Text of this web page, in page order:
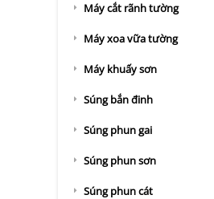
Máy cắt rãnh tường
Máy xoa vữa tường
Máy khuấy sơn
Súng bắn đinh
Súng phun gai
Súng phun sơn
Súng phun cát